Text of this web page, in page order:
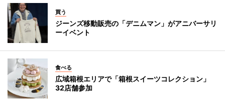
買う
ジーンズ移動販売の「デニムマン」がアニバーサリ
ーイベント
食べる
広域箱根エリアで「箱根スイーツコレクション」
32店舗参加